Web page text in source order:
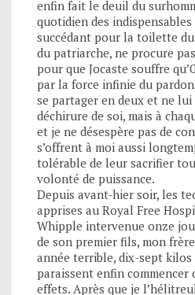
enfin fait le deuil du
quotidien des
succédant pour la toilette
du patriarche, ne procure
pour que Jocaste souffre
par la force infinie du
se partager en deux et ne lui
déchirure de soi, mais à
et je ne désespère pas de
s’offrent à moi aussi
tolérable de leur sacrifier
volonté de puissance.
Depuis avant-hier soir, les
apprises au Royal Free
Whipple intervenue onze
de son premier fils, mon
année terrible, dix-sept kilos
paraissent enfin commencer
effets. Après que je